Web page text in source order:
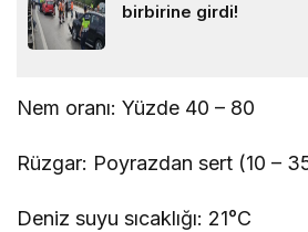
birbirine girdi!
Nem oranı: Yüzde 40 – 80
Rüzgar: Poyrazdan sert (10 –
Deniz suyu sıcaklığı: 21°C